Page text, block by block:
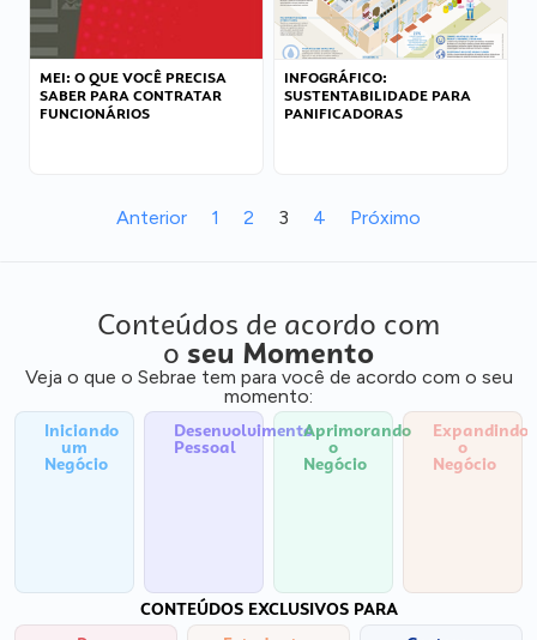
MEI: O QUE VOCÊ PRECISA
SABER PARA CONTRATAR
FUNCIONÁRIOS
INFOGRÁFICO:
SUSTENTABILIDADE PARA
PANIFICADORAS
Anterior 1 2 3 4 Próximo
Conteúdos de acordo com
o seu Momento
Veja o que o Sebrae tem para você de acordo com o seu
momento:
Iniciando
um
Negócio
Desenvolvimento
Pessoal
Aprimorando
o
Negócio
Expandindo
o
Negócio
CONTEÚDOS EXCLUSIVOS PARA